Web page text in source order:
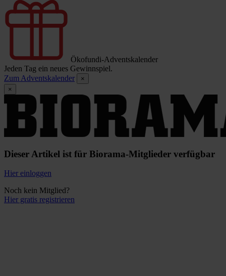
Ökofundi-Adventskalender
Jeden Tag ein neues Gewinnspiel.
Zum Adventskalender
×
×
Dieser Artikel ist für Biorama-Mitglieder verfügbar
Hier einloggen
Noch kein Mitglied?
Hier gratis registrieren